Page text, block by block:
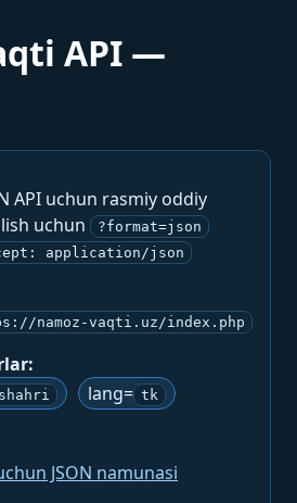
API —
API uchun rasmiy oddiy
uchun
?format=json
application/json
namoz-vaqti.uz/index.php
lang= tk
JSON namunasi